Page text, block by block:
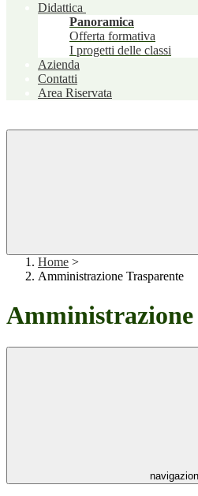
Didattica
Panoramica
Offerta formativa
I progetti delle classi
Azienda
Contatti
Area Riservata
Home >
Amministrazione Trasparente
Amministrazione